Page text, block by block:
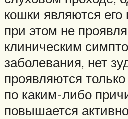
кошки являются
при этом не
клиническим
заболевания, нет
проявляются только
по каким-либо
повышается